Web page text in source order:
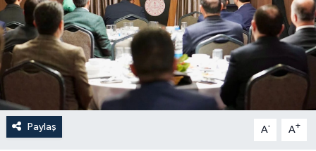
Paylaş A- A+
Teknoloji
Yaşam